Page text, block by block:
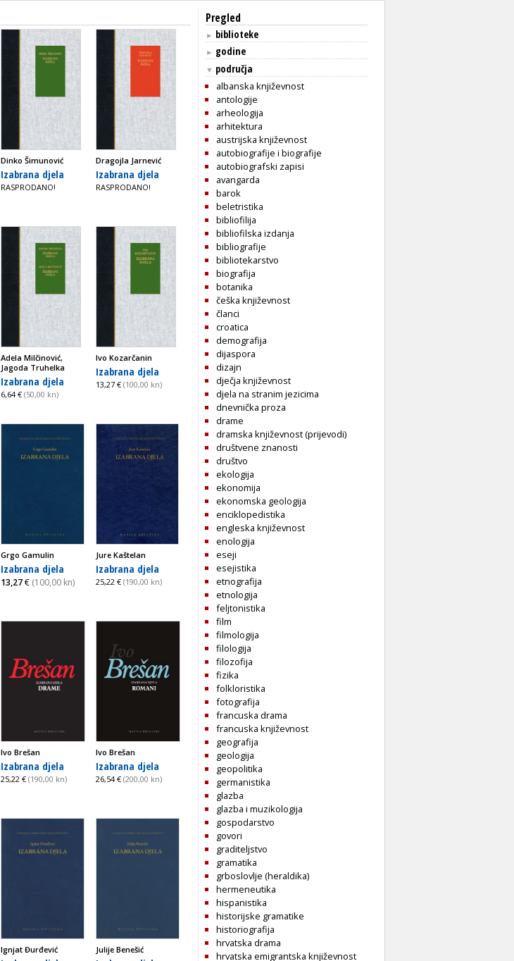
Dinko Šimunović
Izabrana djela
RASPRODANO!
Dragojla Jarnević
Izabrana djela
RASPRODANO!
Adela Milčinović,
Jagoda Truhelka
Izabrana djela
6,64 € (50,00 kn)
Ivo Kozarčanin
Izabrana djela
13,27 € (100,00 kn)
Grgo Gamulin
Izabrana djela
13,27€ (100,00 kn)
Jure Kaštelan
Izabrana djela
25,22 € (190,00 kn)
Ivo Brešan
Izabrana djela
25,22 € (190,00 kn)
Ivo Brešan
Izabrana djela
26,54 € (200,00 kn)
Ignjat Đurđević Julije Benešić
Pregled
► biblioteke
► godine
▼ područja
albanska književnost
antologije
arheologija
arhitektura
austrijska književnost
autobiografije i biografije
autobiografski zapisi
avangarda
barok
beletristika
bibliofilija
bibliofilska izdanja
bibliografije
bibliotekarstvo
biografija
botanika
češka književnost
članci
croatica
demografija
dijaspora
dizajn
dječja književnost
djela na stranim jezicima
dnevnička proza
drame
dramska književnost (prijevodi)
društvene znanosti
društvo
ekologija
ekonomija
ekonomska geologija
enciklopedistika
engleska književnost
enologija
eseji
esejistika
etnografija
etnologija
feljtonistika
film
filmologija
filologija
filozofija
fizika
folkloristika
fotografija
francuska drama
francuska književnost
geografija
geologija
geopolitika
germanistika
glazba
glazba i muzikologija
gospodarstvo
govori
graditeljstvo
gramatika
grboslovlje (heraldika)
hermeneutika
hispanistika
historijske gramatike
historiografija
hrvatska drama
hrvatska emigrantska književnost